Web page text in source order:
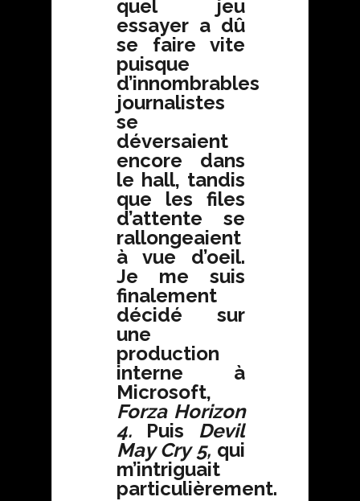
quel jeu
essayer a dû
se faire vite
puisque
d’innombrables
journalistes
se
déversaient
encore dans
le hall, tandis
que les files
d’attente se
rallongeaient
à vue d’oeil.
Je me suis
finalement
décidé sur
une
production
interne à
Microsoft,
Forza Horizon
4. Puis Devil
May Cry 5, qui
m’intriguait
particulièrement.